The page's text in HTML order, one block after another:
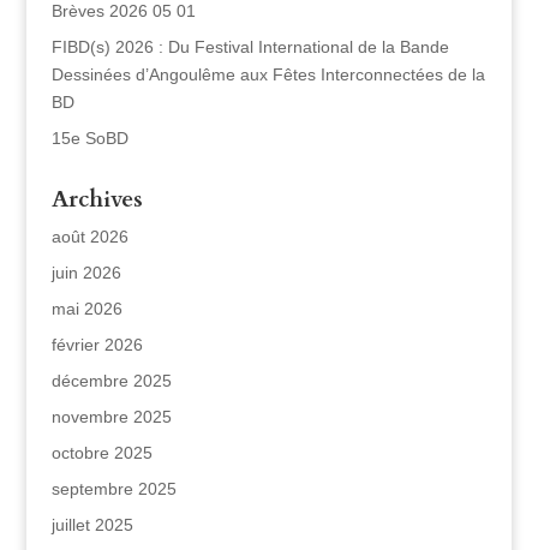
Brèves 2026 05 01
FIBD(s) 2026 : Du Festival International de la Bande
Dessinées d’Angoulême aux Fêtes Interconnectées de la
BD
15e SoBD
Archives
août 2026
juin 2026
mai 2026
février 2026
décembre 2025
novembre 2025
octobre 2025
septembre 2025
juillet 2025